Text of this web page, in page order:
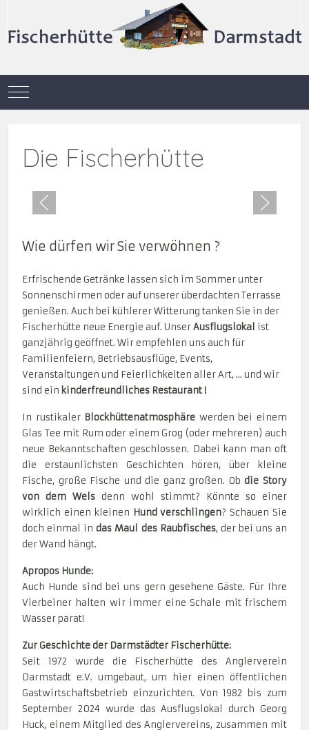
Mobile Menu Toggle
Die Fischerhütte
Wie dürfen wir Sie verwöhnen ?
Erfrischende Getränke lassen sich im Sommer unter
Sonnenschirmen oder auf unserer überdachten Terrasse
genießen. Auch bei kühlerer Witterung tanken Sie in der
Fischerhütte neue Energie auf. UnserAusflugslokal ist
ganzjährig geöffnet. Wir empfehlen uns auch für
Familienfeiern, Betriebsausflüge, Events,
Veranstaltungen und Feierlichkeiten aller Art, ... und wir
sind ein kinderfreundliches Restaurant !
In rustikaler Blockhüttenatmosphäre werden bei einem
Glas Tee mit Rum oder einem Grog (oder mehreren) auch
neue Bekanntschaften geschlossen. Dabei kann man oft
die erstaunlichsten Geschichten hören, über kleine
Fische, große Fische und die ganz großen. Ob die Story
von dem Wels denn wohl stimmt? Könnte so einer
wirklich einen kleinen Hund verschlingen? Schauen Sie
doch einmal in das Maul des Raubfisches, der bei uns an
der Wand hängt.
Apropos Hunde:
Auch Hunde sind bei uns gern gesehene Gäste. Für Ihre
Vierbeiner halten wir immer eine Schale mit frischem
Wasser parat!
Zur Geschichte der Darmstädter Fischerhütte:
Seit 1972 wurde die Fischerhütte des Anglerverein
Darmstadt e.V. umgebaut, um hier einen öffentlichen
Gastwirtschaftsbetrieb einzurichten. Von 1982 bis zum
September 2024 wurde das Ausflugslokal durch Georg
Huck, einem Mitglied des Anglervereins, zusammen mit